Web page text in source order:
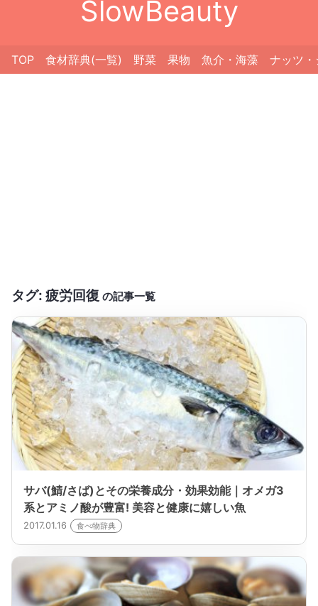
SlowBeauty
TOP 食材辞典(一覧) 野菜 果物 魚介・海藻 ナッツ
タグ: 疲労回復 の記事一覧
サバ(鯖/さば)とその栄養成分・効果効能｜オメガ3
系とアミノ酸が豊富! 美容と健康に嬉しい魚
2017.01.16 食べ物辞典